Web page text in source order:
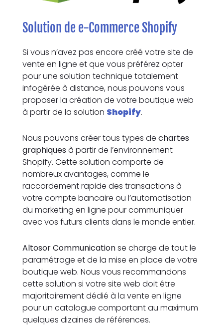
Solution de e-Commerce Shopify
Si vous n’avez pas encore créé votre site de
vente en ligne et que vous préférez opter
pour une solution technique totalement
infogérée à distance, nous pouvons vous
proposer la création de votre boutique web
à partir de la solution Shopify.
Nous pouvons créer tous types de chartes
graphiques à partir de l’environnement
Shopify. Cette solution comporte de
nombreux avantages, comme le
raccordement rapide des transactions à
votre compte bancaire ou l’automatisation
du marketing en ligne pour communiquer
avec vos futurs clients dans le monde entier.
Altosor Communicationse charge de tout le
paramétrage et de la mise en place de votre
boutique web. Nous vous recommandons
cette solution si votre site web doit être
majoritairement dédié à la vente en ligne
pour un catalogue comportant au maximum
quelques dizaines de références.